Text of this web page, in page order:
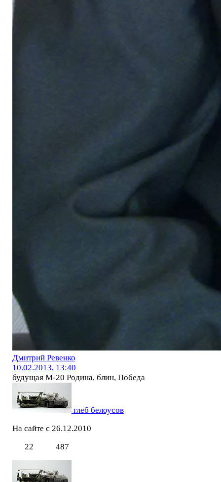
Дмитрий Ревенко
10.02.2013, 13:40
будущая М-20 Родина, блин, Победа
глеб белоусов
На сайте с 26.12.2010
22
487